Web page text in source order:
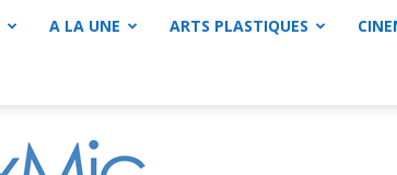
A LA UNE ARTS PLASTIQUES